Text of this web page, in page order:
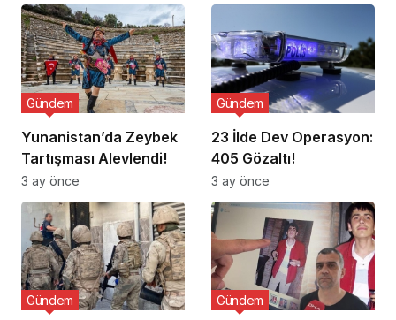
Yunanistan’da Zeybek
Tartışması Alevlendi!
Gündem
3 ay önce
23 İlde Dev Operasyon:
405 Gözaltı!
Gündem
3 ay önce
Gündem Gündem